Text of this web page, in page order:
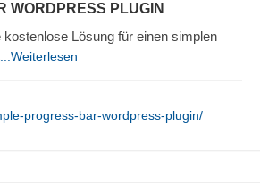
WORDPRESS PLUGIN
Lösung für einen simplen
...Weiterlesen
progress-bar-wordpress-plugin/